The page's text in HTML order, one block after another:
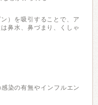
）を吸引することで、ア
鼻水、鼻づまり、くしゃ
染の有無やインフルエン